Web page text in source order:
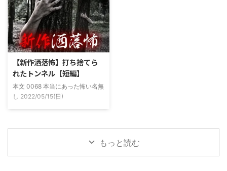
拶したりなどなんかわざとらしい
感じがあって当然ながら信じてな
かった。でもいいやつではあった
し頻繁に遊びに行ったりもして
た。 そしてゴールデンウィーク
れた。要約するとこの前霊が見え
た時に必死に念じたら除霊できた
っていう話だった。その時数人で
い ...
【新作洒落怖】打ち捨てら
れたトンネル【短編】
本文 0068 本当にあった怖い名無
し 2022/05/15(日)
る。陸の孤島と呼ばれたその地区
と隣の市を繋ぐ林道として計画さ
もっと読む